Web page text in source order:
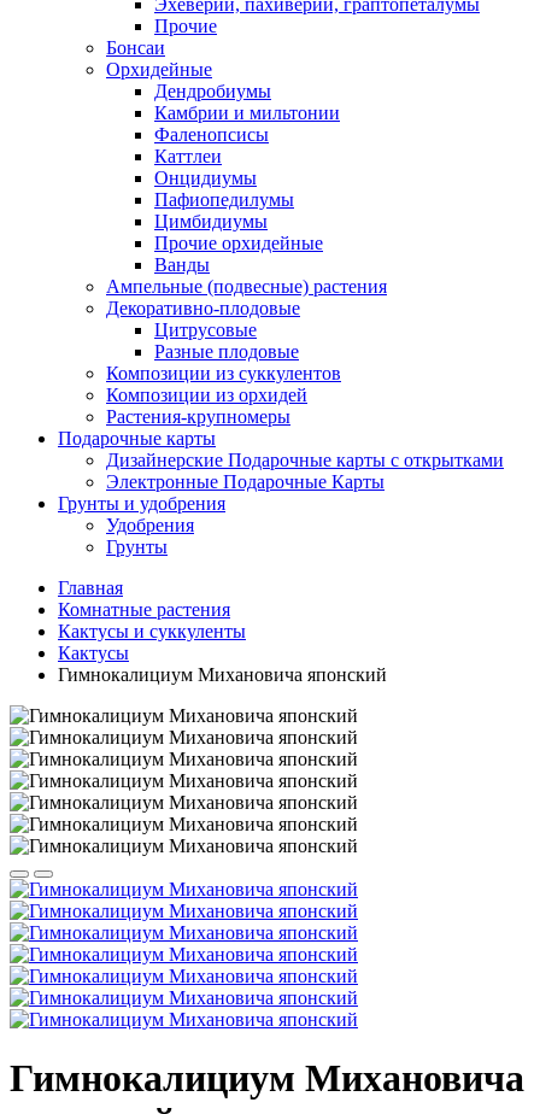
Эхеверии, пахиверии, граптопеталумы
Прочие
Бонсаи
Орхидейные
Дендробиумы
Камбрии и мильтонии
Фаленопсисы
Каттлеи
Онцидиумы
Пафиопедилумы
Цимбидиумы
Прочие орхидейные
Ванды
Ампельные (подвесные) растения
Декоративно-плодовые
Цитрусовые
Разные плодовые
Композиции из суккулентов
Композиции из орхидей
Растения-крупномеры
Подарочные карты
Дизайнерские Подарочные карты с открытками
Электронные Подарочные Карты
Грунты и удобрения
Удобрения
Грунты
Главная
Комнатные растения
Кактусы и суккуленты
Кактусы
Гимнокалициум Михановича японский
Гимнокалициум Михановича